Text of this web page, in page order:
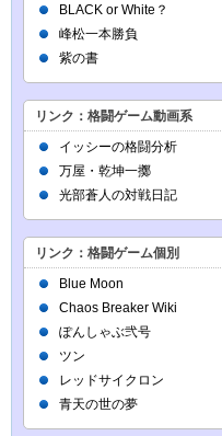
BLACK or White？
峰松一本勝負
紫の書
リンク：格闘ゲーム動画系
イッシーの格闘分析
万屋・乾坤一擲
光部蒼人の対戦日記
リンク：格闘ゲーム個別
Blue Moon
Chaos Breaker Wiki
ぽんしゃぶ弐号
ツン
レッドサイクロン
青天の世の夢